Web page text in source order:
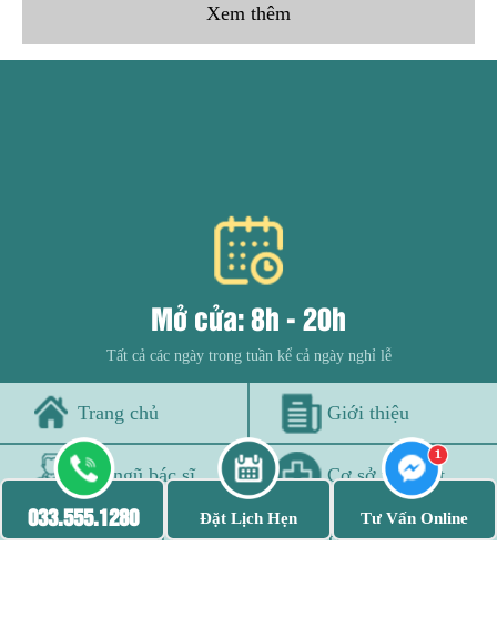
Xem thêm
Mở cửa: 8h - 20h
Tất cả các ngày trong tuần kể cả ngày nghỉ lễ
Trang chủ Giới thiệu
Đội ngũ bác sĩ Cơ sở vật chất
Bệnh viêm nhiễm Bệnh xã hội
033.555.1280 Đặt Lịch Hẹn Tư Vấn Online